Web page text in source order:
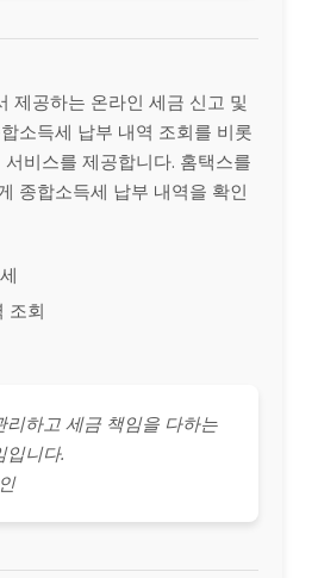
제공하는 온라인 세금 신고 및
소득세 납부 내역 조회를 비롯
비스를 제공합니다. 홈택스를
종합소득세 납부 내역을 확인
조회
리하고 세금 책임을 다하는
입니다.